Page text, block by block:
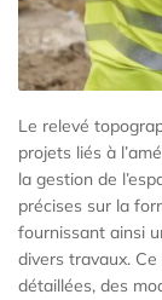
Le relevé
projets liés à
la gestion de
précises sur la
fournissant ainsi
divers travaux.
détaillées, des